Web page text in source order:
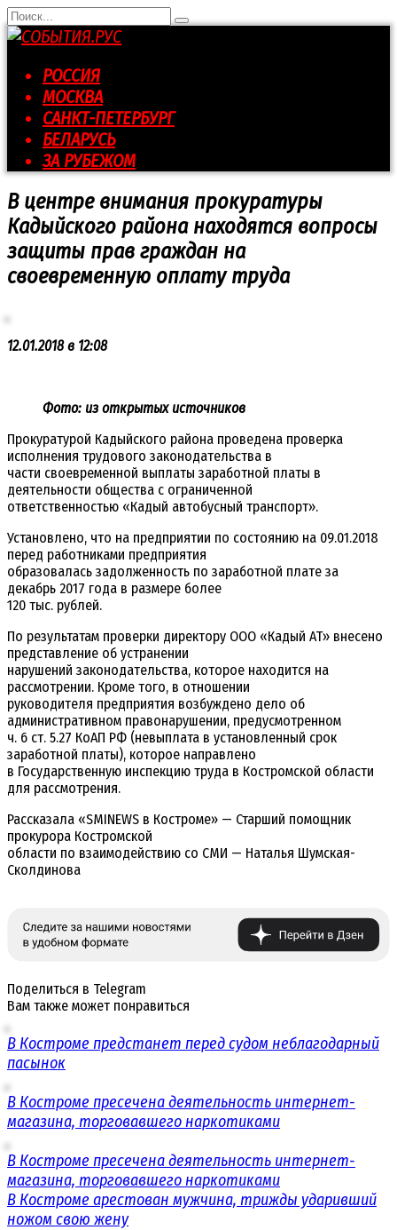
Перейти
к
контенту
Search
for:
РОССИЯ
МОСКВА
САНКТ-ПЕТЕРБУРГ
БЕЛАРУСЬ
ЗА РУБЕЖОМ
В центре внимания прокуратуры
Кадыйского района находятся вопросы
защиты прав граждан на
своевременную оплату труда
12.01.2018 в 12:08
Фото: из открытых источников
Прокуратурой Кадыйского района проведена проверка
исполнения трудового законодательства в
части своевременной выплаты заработной платы в
деятельности общества с ограниченной
ответственностью «Кадый автобусный транспорт».
Установлено, что на предприятии по состоянию на 09.01.2018
перед работниками предприятия
образовалась задолженность по заработной плате за
декабрь 2017 года в размере более
120 тыс. рублей.
По результатам проверки директору ООО «Кадый АТ» внесено
представление об устранении
нарушений законодательства, которое находится на
рассмотрении. Кроме того, в отношении
руководителя предприятия возбуждено дело об
административном правонарушении, предусмотренном
ч. 6 ст. 5.27 КоАП РФ (невыплата в установленный срок
заработной платы), которое направлено
в Государственную инспекцию труда в Костромской области
для рассмотрения.
Рассказала «SMINEWS в Костроме» — Старший помощник
прокурора Костромской
области по взаимодействию со СМИ — Наталья Шумская-
Сколдинова
Поделиться в Telegram
Вам также может понравиться
В Костроме предстанет перед судом неблагодарный
пасынок
В Костроме пресечена деятельность интернет-
магазина, торговавшего наркотиками
В Костроме пресечена деятельность интернет-
магазина, торговавшего наркотиками
В Костроме арестован мужчина, трижды ударивший
ножом свою жену